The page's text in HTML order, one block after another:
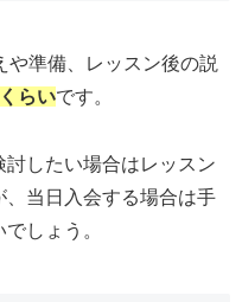
や準備、レッスン後の説
らいです。
したい場合はレッスン
当日入会する場合は手
しょう。